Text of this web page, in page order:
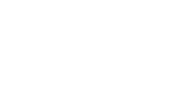
življenje